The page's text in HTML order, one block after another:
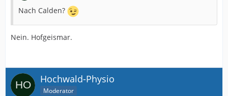
Nach Calden?
Nein. Hofgeismar.
Hochwald-Physio
Moderator